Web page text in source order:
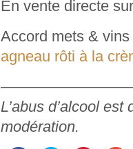
En vente directe
Accord mets &
agneau rôti à la
L’abus d’alcool
modération.